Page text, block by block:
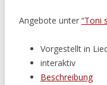
Angebote unter “Toni
Vorgestellt in
interaktiv
Beschreibung